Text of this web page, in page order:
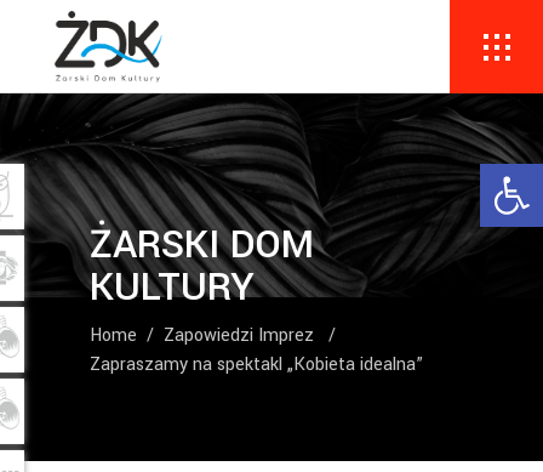
ŻARSKI DOM
KULTURY
Home / Zapowiedzi Imprez
/
Zapraszamy na spektakl „Kobieta idealna”